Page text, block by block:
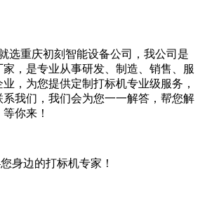
选重庆初刻智能设备公司，我公司是
家，是专业从事研发、制造、销售、服
，为您提供定制打标机专业级服务，
我们，我们会为您一一解答，帮您解
你来！
身边的打标机专家！